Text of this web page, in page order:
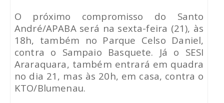
O próximo compromisso do Santo
André/APABA será na sexta-feira (21), às
18h, também no Parque Celso Daniel,
contra o Sampaio Basquete. Já o SESI
Araraquara, também entrará em quadra
no dia 21, mas às 20h, em casa, contra o
KTO/Blumenau.